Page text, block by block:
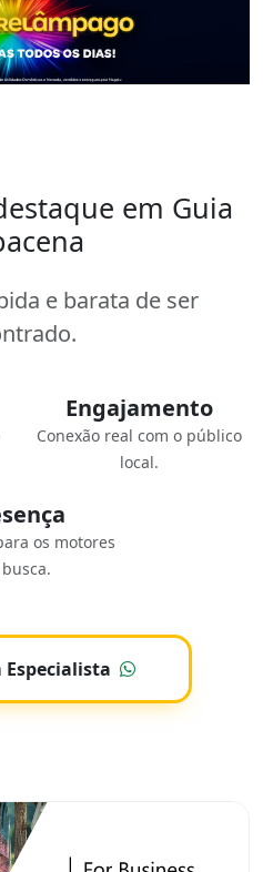
em Guia
e barata de ser
Engajamento
Conexão real com o público
local.
os motores
Especialista